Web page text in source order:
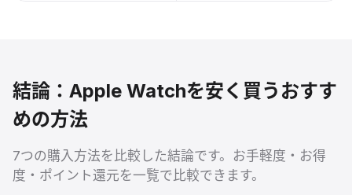
結論：Apple Watchを安く買うおすす
めの方法
7つの購入方法を比較した結論です。お手軽度・お得
度・ポイント還元を一覧で比較できます。